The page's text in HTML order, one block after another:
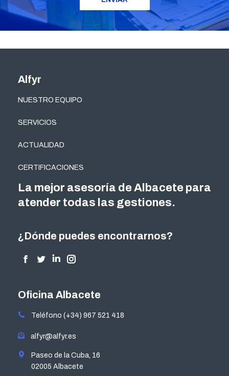
Alfyr
NUESTRO EQUIPO
SERVICIOS
ACTUALIDAD
CERTIFICACIONES
Oficina Albacete
Teléfono (+34) 967 521 418
alfyr@alfyr.es
Paseo de la Cuba, 16
02005 Albacete
¿Dónde puedes encontrarnos?
Encuéntranos en:
Facebook
opens
new
Twitter
opens
new
Linkedin
opens
new
Instagram
opens
new
La mejor asesoría de Albacete para
atender todas las gestiones.